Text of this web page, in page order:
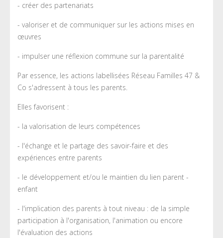
- créer des partenariats
- valoriser et de communiquer sur les actions mises en
œuvres
- impulser une réflexion commune sur la parentalité
Par essence, les actions labellisées Réseau Familles 47 &
Co s'adressent à tous les parents.
Elles favorisent :
- la valorisation de leurs compétences
- l'échange et le partage des savoir-faire et des
expériences entre parents
- le développement et/ou le maintien du lien parent -
enfant
- l'implication des parents à tout niveau : de la simple
participation à l'organisation, l'animation ou encore
l'évaluation des actions